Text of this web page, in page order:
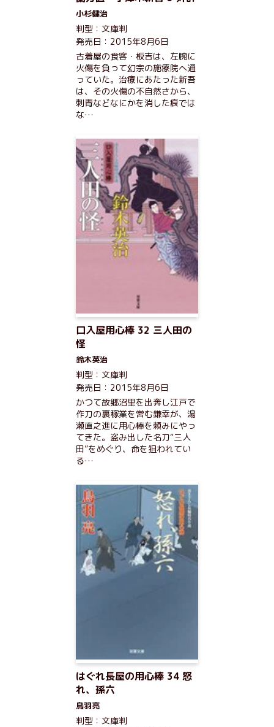
小杉健治
判型：文庫判
発売日：2015年8月6日
古着屋の食客・板吉は、左腕に
火傷を負って幻宗の施療院へ通
っていた。治療にあたった新吾
は、その火傷の不自然さから、
刺青などなにかを消した痕では
な…
口入屋用心棒 32 三人田の
怪
鈴木英治
判型：文庫判
発売日：2015年8月6日
かつて故郷沼里を出奔し江戸で
作刀の裏稼業を営む鎌幸が、湯
瀬直之進に用心棒を頼みにやっ
てきた。盗み出した名刀“三人
田”をめぐり、命を狙われてい
る…
はぐれ長屋の用心棒 34 怒
れ、孫六
鳥羽亮
判型：文庫判